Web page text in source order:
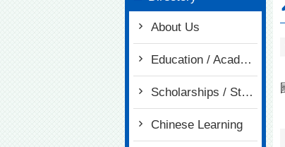
About Us
Education / Academia
Scholarships / Study in Taiwan
Chinese Learning